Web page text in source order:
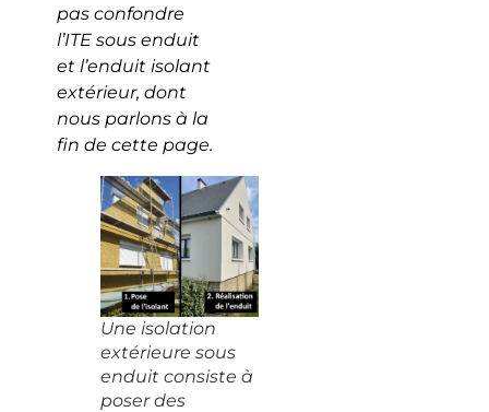
pas confondre
l’ITE sous enduit
et l’enduit isolant
extérieur, dont
nous parlons à la
fin de cette page.
Une isolation
extérieure sous
enduit consiste à
poser des